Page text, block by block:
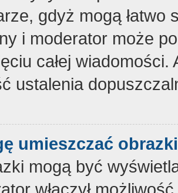
gdyż mogą
i moderator może
całej
ustalenia
umieszczać
mogą być